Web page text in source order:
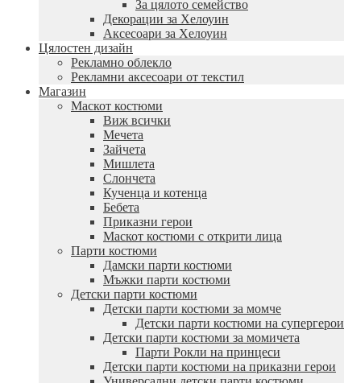
За цялото семейство
Декорации за Хелоуин
Аксесоари за Хелоуин
Цялостен дизайн
Рекламно облекло
Рекламни аксесоари от текстил
Магазин
Маскот костюми
Виж всички
Мечета
Зайчета
Мишлета
Слончета
Кученца и котенца
Бебета
Приказни герои
Маскот костюми с открити лица
Парти костюми
Дамски парти костюми
Мъжки парти костюми
Детски парти костюми
Детски парти костюми за момче
Детски парти костюми на супергерои
Детски парти костюми за момичета
Парти Рокли на принцеси
Детски парти костюми на приказни герои